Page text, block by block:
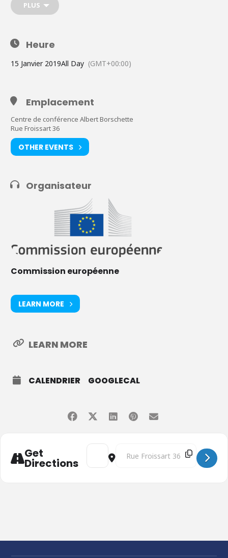
ces nouvelles conclusions seront présentées et discutées. Le
intervenants pour aider à la réalisation de l'évaluation.
PLUS
Heure
15 Janvier 2019All Day (GMT+00:00)
Emplacement
Centre de conférence Albert Borschette
Rue Froissart 36
OTHER EVENTS
Organisateur
Commission européenne
LEARN MORE
LEARN MORE
CALENDRIER GOOGLECAL
Get
Directions
Address - Conférence "Deuxième atelier
Destination Address -